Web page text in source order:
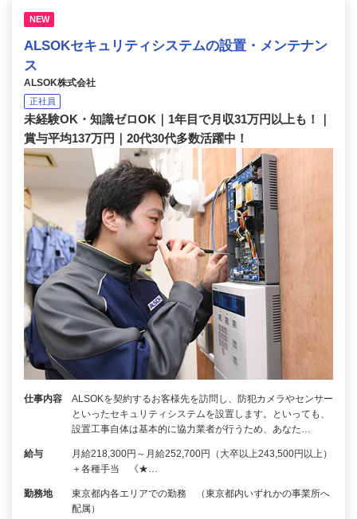
NEW
ALSOKセキュリティシステムの設置・メンテナン
ス
ALSOK株式会社
正社員
未経験OK・知識ゼロOK｜1年目で月収31万円以上も！｜
賞与平均137万円｜20代30代多数活躍中！
仕事内容
ALSOKを契約するお客様先を訪問し、防犯カメラやセンサー
といったセキュリティシステムを設置します。といっても、
設置工事自体は基本的に協力業者が行うため、あなた…
給与
月給218,300円～月給252,700円（大卒以上243,500円以上）
＋各種手当 《★…
勤務地
東京都内各エリアでの勤務 （東京都内いずれかの事業所へ
配属）